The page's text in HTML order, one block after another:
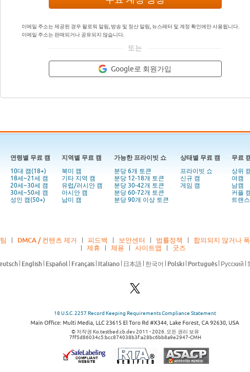
이메일 주소는 제공된 경우 팔로워 알림, 방송 및 정산 알림, 뉴스레터 및 계정 확인에만 사용됩니다.
이메일 주소는 판매되거나 공유되지 않습니다.
또는
Google로 회원가입
연령별 무료 캠
10대 캠(18+)
18세~21세 캠
20세~30세 캠
30세~50세 캠
성인 캠(50+)
지역별 무료 캠
북미 캠
기타 지역 캠
유럽/러시안 캠
아시안 캠
남미 캠
가능한 프라이빗 쇼
분당 6개 토큰
분당 12-18개 토큰
분당 30-42개 토큰
분당 60-72개 토큰
분당 90개 이상 토큰
상태별 무료 캠
프라이빗 쇼
신규 캠
게임 캠
무료
상위
여캠
남캠
커플
트랜
DMCA / 컨텐츠 제거 피드백 보안센터 법률정책
합의되지 않거나
제휴
채용 사이트맵 굿즈
18 U.S.C. 2257 Record Keeping Requirements Compliance Statement
© 저작권 Ko.testbed.cb.dev 2011 - 2026. 모든 권리 보유
7ff5d86034c5:bcc874038b3f:a28bc6bb8a9e2947-CMH